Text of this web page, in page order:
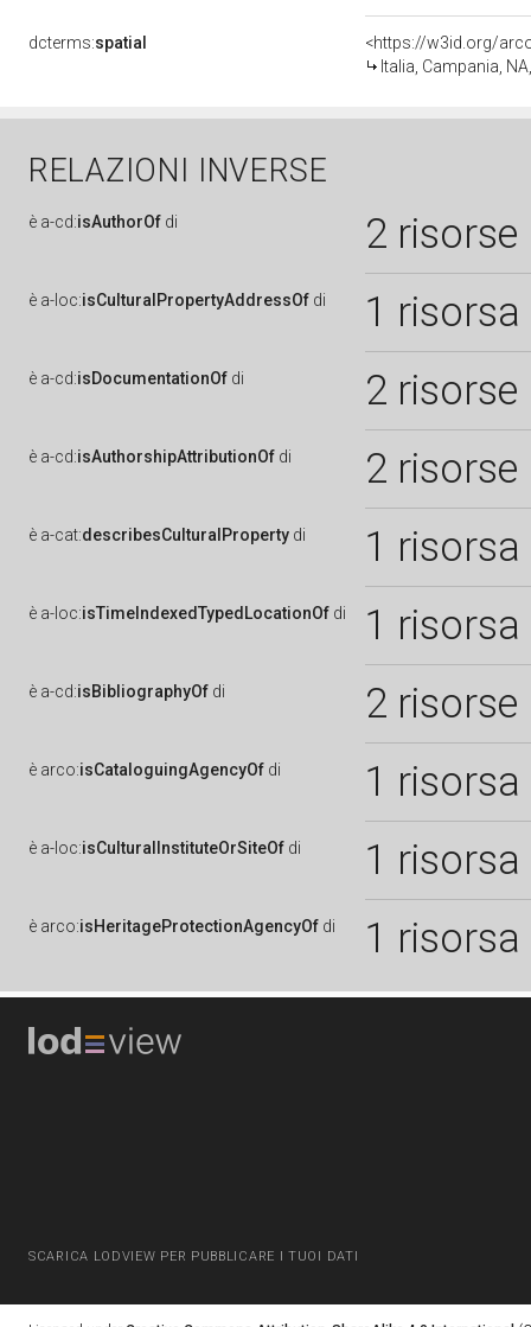
dcterms:spatial
<https://w3id.org/
Italia, Campania,
RELAZIONI INVERSE
è a-cd:isAuthorOf di 2 risorse
è a-loc:isCulturalPropertyAddressOf di 1 risorsa
è a-cd:isDocumentationOf di 2 risorse
è a-cd:isAuthorshipAttributionOf di 2 risorse
è a-cat:describesCulturalProperty di 1 risorsa
è a-loc:isTimeIndexedTypedLocationOf di 1 risorsa
è a-cd:isBibliographyOf di 2 risorse
è arco:isCataloguingAgencyOf di 1 risorsa
è a-loc:isCulturalInstituteOrSiteOf di 1 risorsa
è arco:isHeritageProtectionAgencyOf di 1 risorsa
SCARICA LODVIEW PER PUBBLICARE I TUOI DATI